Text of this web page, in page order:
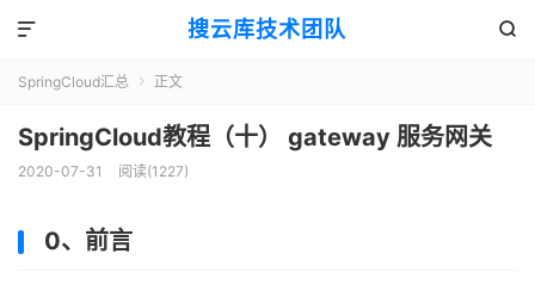
搜云库技术团队 

SpringCloud汇总  正文
SpringCloud教程（十） gateway 服务网关
2020-07-31 阅读(1227)
0、前言